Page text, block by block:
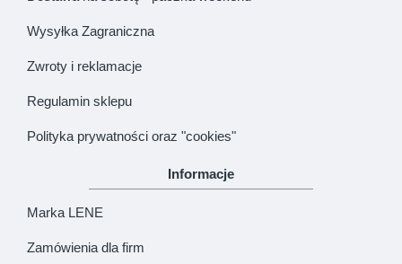
Wysyłka Zagraniczna
Zwroty i reklamacje
Regulamin sklepu
Polityka prywatności oraz "cookies"
Informacje
Marka LENE
Zamówienia dla firm